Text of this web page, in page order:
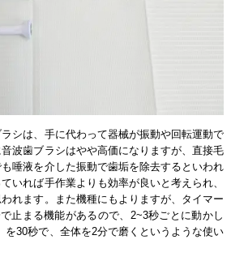
シは、手に代わって器械が振動や回転運動で
波歯ブラシはやや高価になりますが、直接毛
唾液を介した振動で歯垢を除去するといわれ
いれば手作業よりも効率が良いと考えられ、
れます。また機種にもよりますが、タイマー
止まる機能があるので、2~3秒ごとに動かし
を30秒で、全体を2分で磨くというような使い